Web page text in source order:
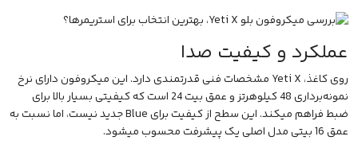
عملکرد و کیفیت صدا
روی کاغذ، Yeti X مشخصات فنی قدرتمندی دارد. این میکروفون دارای نرخ
نمونه‌برداری 48 کیلوهرتز و عمق بیت 24 است که کیفیتی بسیار بالا برای
ضبط فراهم میکند. این سطح از کیفیت برای Blue جدید نیست، اما نسبت به
عمق 16 بیتی مدل اصلی یک پیشرفت محسوب میشود.